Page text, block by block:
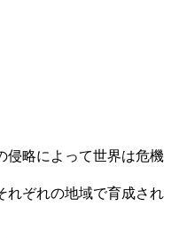
侵略によって世界は危機
れぞれの地域で育成され